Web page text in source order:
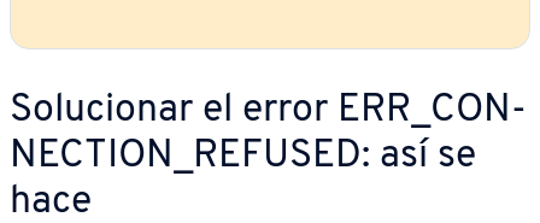
So­lu­cio­nar el error ERR_CO­N­
NE­C­TION_REFUSED: así se
hace